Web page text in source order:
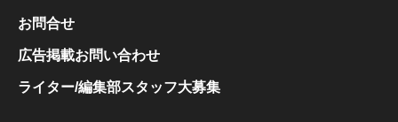
お問合せ
広告掲載お問い合わせ
ライター/編集部スタッフ大募集